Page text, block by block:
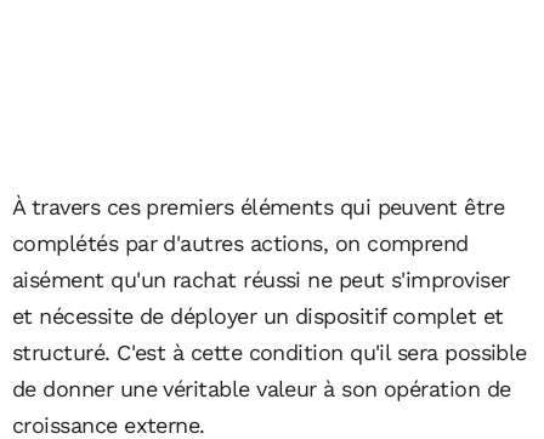
À travers ces premiers éléments qui peuvent être
complétés par d'autres actions, on comprend
aisément qu'un rachat réussi ne peut s'improviser
et nécessite de déployer un dispositif complet et
structuré. C'est à cette condition qu'il sera possible
de donner une véritable valeur à son opération de
croissance externe.